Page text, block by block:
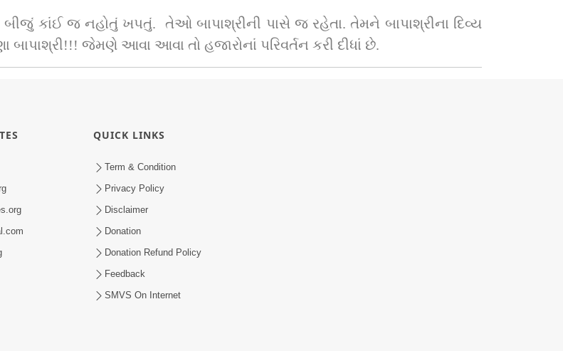
કાંઈ જ નહોતું ખપતું.  તેઓ બાપાશ્રીની પાસે જ રહેતા. તેમને બાપાશ્રીના દિવ્ય
જેમણે આવા આવા તો હજારોનાં પરિવર્તન કરી દીધાં છે.
QUICK LINKS
Term & Condition
Privacy Policy
Disclaimer
Donation
Donation Refund Policy
Feedback
SMVS On Internet